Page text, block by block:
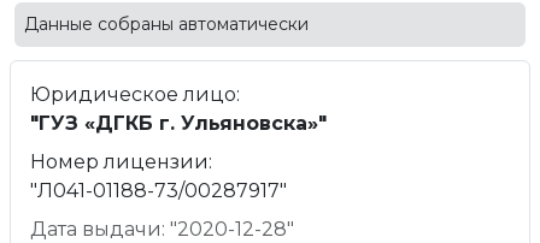
Данные собраны автоматически
Юридическое лицо:
"ГУЗ «ДГКБ г. Ульяновска»"
Номер лицензии:
"Л041-01188-73/00287917"
Дата выдачи: "2020-12-28"